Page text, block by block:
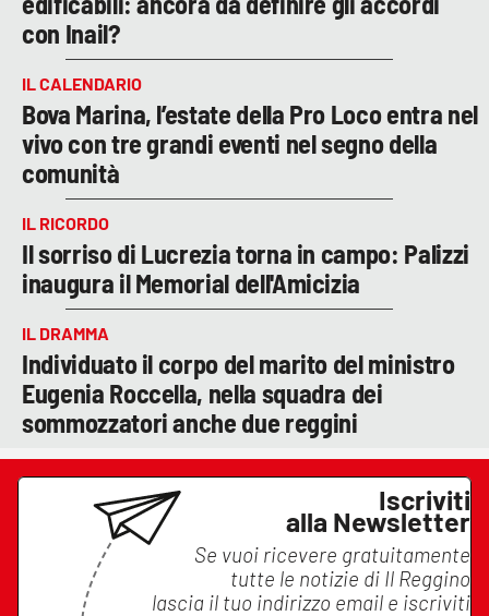
con Inail?
IL CALENDARIO
Bova Marina, l’estate della Pro Loco entra nel
vivo con tre grandi eventi nel segno della
comunità
IL RICORDO
Il sorriso di Lucrezia torna in campo: Palizzi
inaugura il Memorial dell'Amicizia
IL DRAMMA
Individuato il corpo del marito del ministro
Eugenia Roccella, nella squadra dei
sommozzatori anche due reggini
Iscriviti
alla Newsletter
Se vuoi ricevere gratuitamente
tutte le notizie di Il Reggino
lascia il tuo indirizzo email e iscriviti